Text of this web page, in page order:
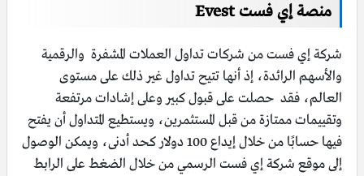
منصة إي فست Evest
شركة إي فست من شركات تداول العملات المشفرة والرقمية
والأسهم الرائدة، إذ أنها تتيح تداول غير ذلك على مستوى
العالم، فقد حصلت على قبول كبير وعلى إشادات مرتفعة
وتقييمات ممتازة من قبل المستثمرين، ويستطيع المتداول أن يفتح
فيها حسابًا من خلال إيداع 100 دولار كحد أدنى، ويمكن الوصول
إلى موقع شركة إي فست الرسمي من خلال الضغط على الرابط